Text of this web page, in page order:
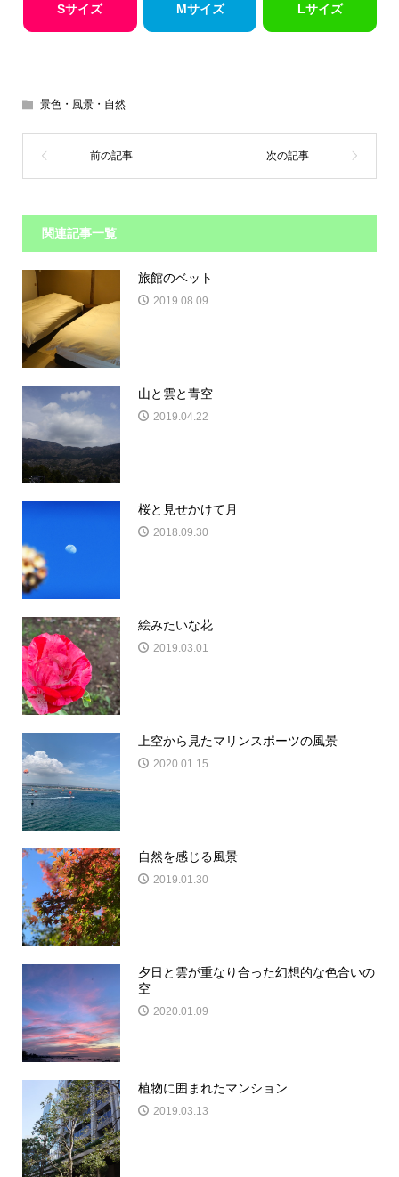
Sサイズ Mサイズ Lサイズ
景色・風景・自然
関連記事一覧
旅館のベット
2019.08.09
山と雲と青空
2019.04.22
桜と見せかけて月
2018.09.30
絵みたいな花
2019.03.01
上空から見たマリンスポーツの風景
2020.01.15
自然を感じる風景
2019.01.30
夕日と雲が重なり合った幻想的な色合いの
空
2020.01.09
植物に囲まれたマンション
2019.03.13